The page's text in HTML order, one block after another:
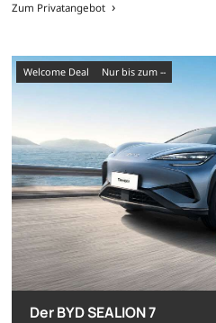
Zum Privatangebot
Welcome Deal nur bis zum --
Der BYD SEALION 7